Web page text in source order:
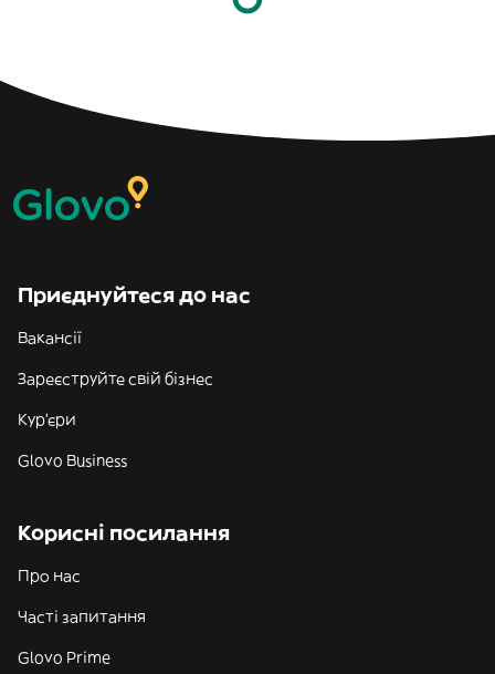
Приєднуйтеся до нас
Вакансії
Зареєструйте свій бізнес
Кур'єри
Glovo Business
Корисні посилання
Про нас
Часті запитання
Glovo Prime